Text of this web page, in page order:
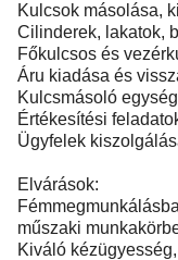
Kulcsok másolása,
Cilinderek, lakatok,
Főkulcsos és
Áru kiadása és
Kulcsmásoló
Értékesítési
Ügyfelek
Elvárások:
műszaki
Kiváló